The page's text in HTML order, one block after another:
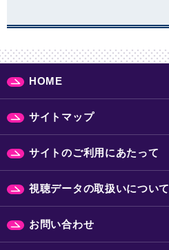
HOME
サイトマップ
サイトのご利用にあたって
視聴データの取扱いについて
お問い合わせ